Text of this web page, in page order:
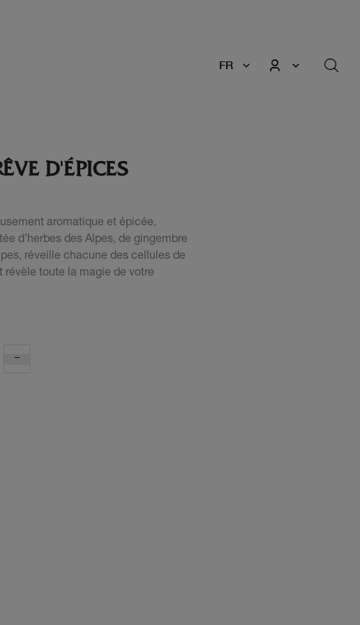
FR
D'ÉPICES
aromatique et épicée,
d’herbes des Alpes, de gingembre
réveille chacune des cellules de
révèle toute la magie de votre